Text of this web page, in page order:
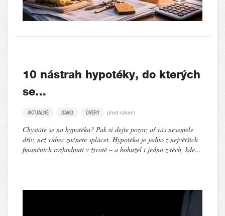
10 nástrah hypotéky, do kterých
se…
AKTUÁLNĚ DAVID ÚVĚRY před rokem
Chystáte se na hypotéku? Pak si dejte pozor, ať vás nesemele
dřív, než vůbec začnete splácet. Hypotéka je jedno z největších
finančních rozhodnutí v životě – a bohužel i jedno z těch, kde…